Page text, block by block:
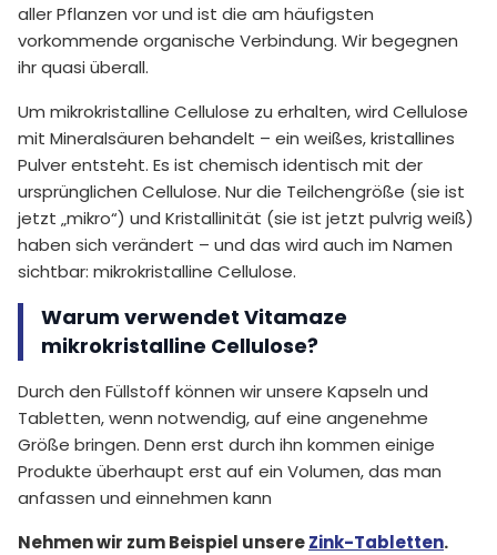
aller Pflanzen vor und ist die am häufigsten
vorkommende organische Verbindung. Wir begegnen
ihr quasi überall.
Um mikrokristalline Cellulose zu erhalten, wird Cellulose
mit Mineralsäuren behandelt – ein weißes, kristallines
Pulver entsteht. Es ist chemisch identisch mit der
ursprünglichen Cellulose. Nur die Teilchengröße (sie ist
jetzt „mikro“) und Kristallinität (sie ist jetzt pulvrig weiß)
haben sich verändert – und das wird auch im Namen
sichtbar: mikrokristalline Cellulose.
Warum verwendet Vitamaze
mikrokristalline Cellulose?
Durch den Füllstoff können wir unsere Kapseln und
Tabletten, wenn notwendig, auf eine angenehme
Größe bringen. Denn erst durch ihn kommen einige
Produkte überhaupt erst auf ein Volumen, das man
anfassen und einnehmen kann
Nehmen wir zum Beispiel unsereZink-Tabletten.